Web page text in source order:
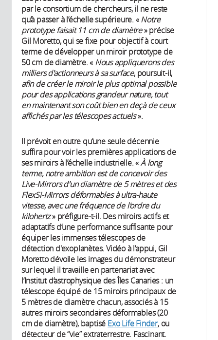
par le consortium de chercheurs, il ne reste
qu’à passer à l’échelle supérieure. «Notre
prototype faisait 11 cm de diamètre» précise
Gil Moretto, qui se fixe pour objectif à court
terme de développer un miroir prototype de
50 cm de diamètre. « Nous appliquerons des
milliers d'actionneurs à sa surface, poursuit-il,
afin de créer le miroir le plus optimal possible
pour des applications grandeur nature, tout
en maintenant son coût bien en deçà de ceux
affichés par les télescopes actuels».
Il prévoit en outre qu’une seule décennie
suffira pour voir les premières applications de
ses miroirs à l’échelle industrielle. «À long
terme, notre ambition est de concevoir des
Live-Mirrors d'un diamètre de 5 mètres et des
FlexSi-Mirrors déformables à ultra-haute
vitesse, avec une fréquence de l'ordre du
kilohertz» préfigure-t-il. Des miroirs actifs et
adaptatifs d’une performance suffisante pour
équiper les immenses télescopes de
détection d'exoplanètes. Vidéo à l’appui, Gil
Moretto dévoile les images du démonstrateur
sur lequel il travaille en partenariat avec
l’Institut d’astrophysique des Îles Canaries : un
télescope équipé de 15 miroirs principaux de
5 mètres de diamètre chacun, associés à 15
autres miroirs secondaires déformables (20
cm de diamètre), baptisé Exo Life Finder, ou
détecteur de “vie” extraterrestre. Fascinant.